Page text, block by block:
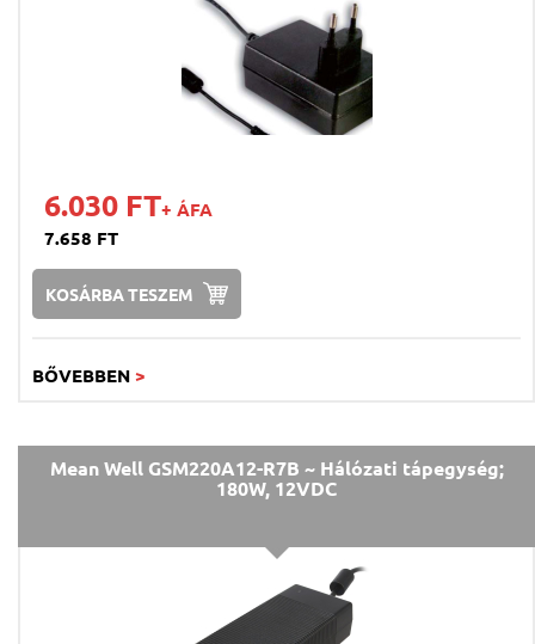
6.030 FT+ ÁFA
7.658 FT
KOSÁRBA TESZEM
BŐVEBBEN >
Mean Well GSM220A12-R7B ~ Hálózati tápegység;
180W, 12VDC